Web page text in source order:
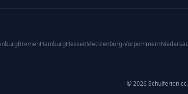
BremenHamburgHessenMecklenburg-Vorpommern
© 2026